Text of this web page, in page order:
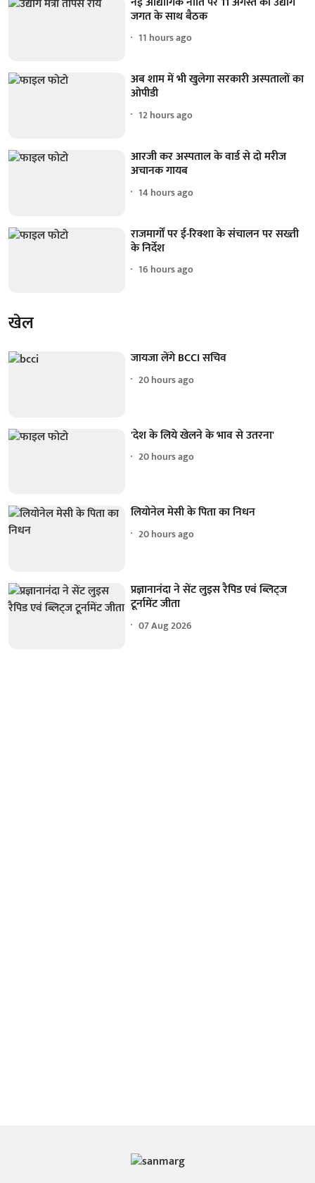
जगत के साथ बैठक
11 hours ago
अब शाम में भी खुलेगा सरकारी अस्पतालों का
ओपीडी
12 hours ago
आरजी कर अस्पताल के वार्ड से दो मरीज
अचानक गायब
14 hours ago
राजमार्गों पर ई-रिक्शा के संचालन पर सख्ती
के निर्देश
16 hours ago
खेल
जायजा लेंगे BCCI सचिव
20 hours ago
'देश के लिये खेलने के भाव से उतरना'
20 hours ago
लियोनेल मेसी के पिता का निधन
20 hours ago
प्रज्ञानानंदा ने सेंट लुइस रैपिड एवं ब्लिट्ज
टूर्नामेंट जीता
07 Aug 2026